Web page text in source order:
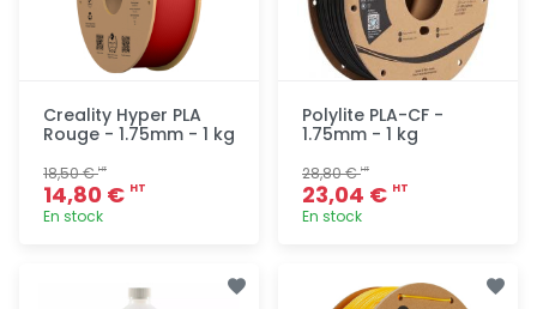
Creality Hyper PLA
Rouge - 1.75mm - 1 kg
18,50 €HT
14,80 € HT
En stock
rapide
Polylite PLA-CF -
1.75mm - 1 kg
28,80 €HT
23,04 € HT
En stock
rapide